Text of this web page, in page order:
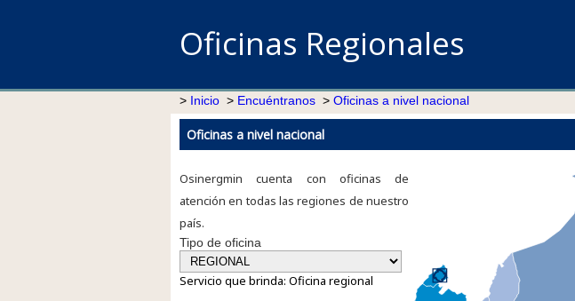
Oficinas Regionales
> Inicio > Encuéntranos > Oficinas a nivel nacional
Oficinas a nivel nacional
Osinergmin cuenta con oficinas de
atención en todas las regiones de nuestro
país.
Tipo de oficina
Servicio que brinda: Oficina regional